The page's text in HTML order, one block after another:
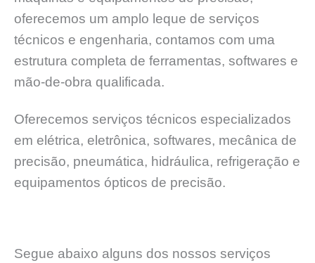
oferecemos um amplo leque de serviços
técnicos e engenharia, contamos com uma
estrutura completa de ferramentas, softwares e
mão-de-obra qualificada.
Oferecemos serviços técnicos especializados
em elétrica, eletrônica, softwares, mecânica de
precisão, pneumática, hidráulica, refrigeração e
equipamentos ópticos de precisão.
Segue abaixo alguns dos nossos serviços